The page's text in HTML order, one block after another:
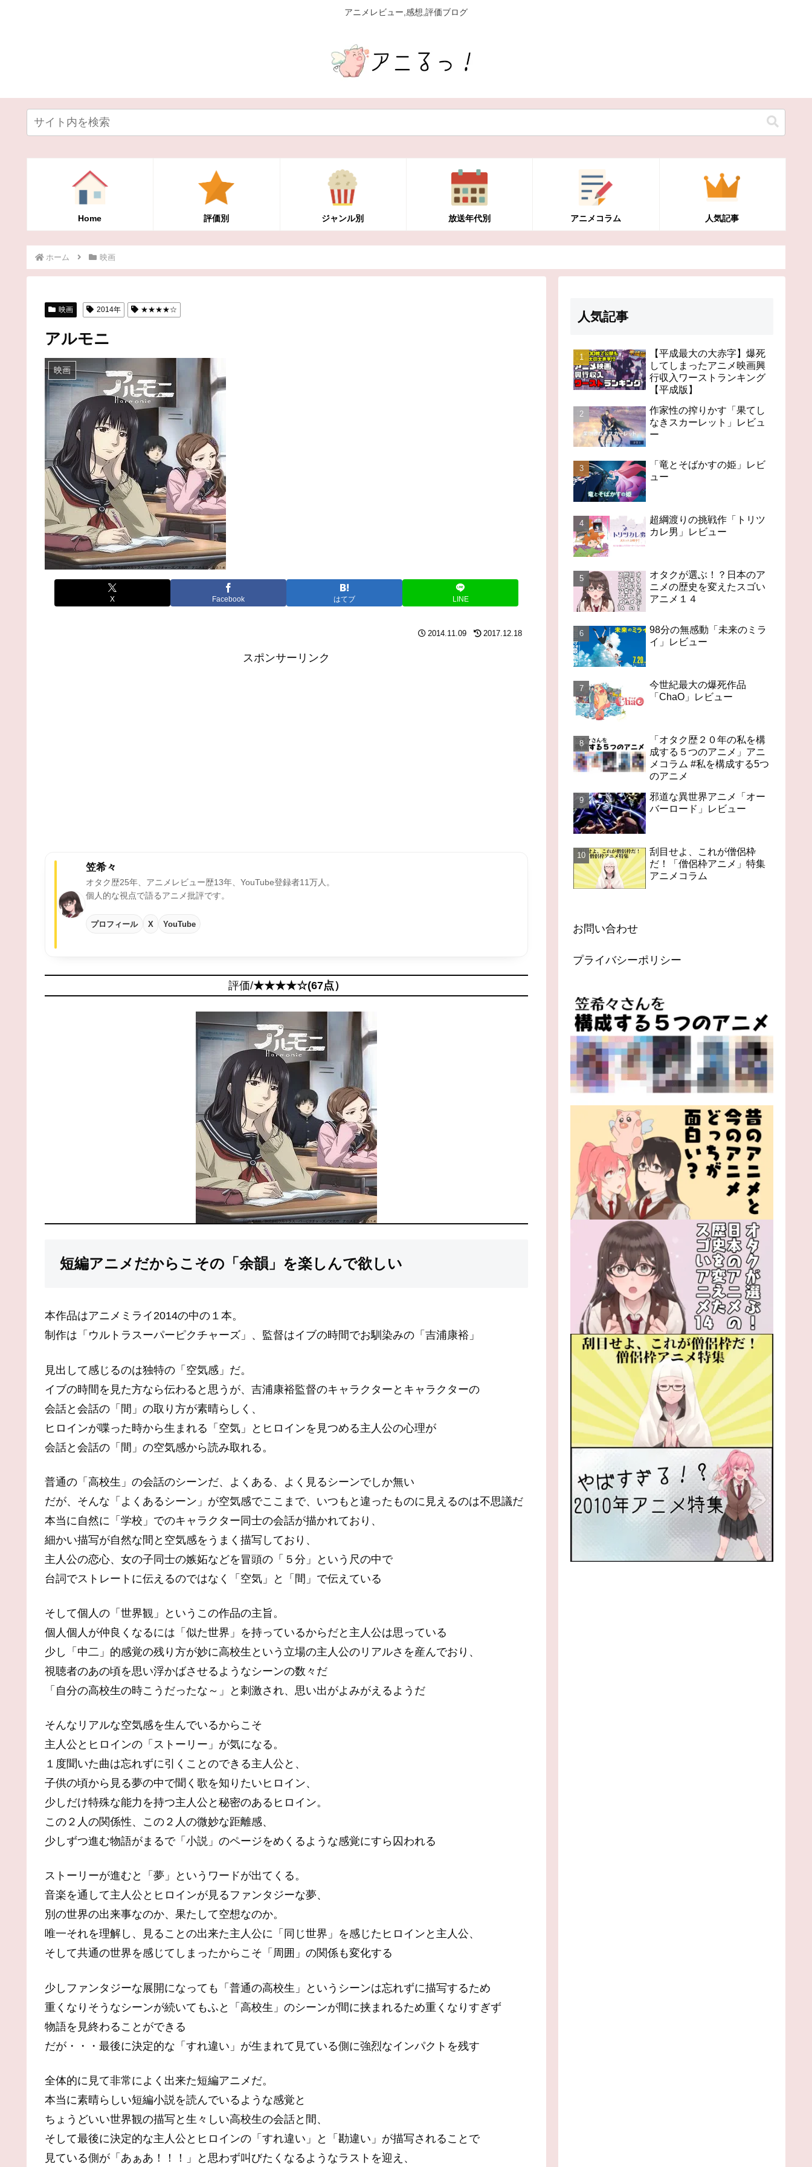
アニメレビュー,感想,評価ブログ
Home 評価別 ジャンル別 放送年代別 アニメコラム 人気記事
ホーム 映画
映画 2014年 ★★★★☆
アルモニ
映画
X Facebook はてブ LINE
2014.11.09 2017.12.18
スポンサーリンク
笠希々
オタク歴25年、アニメレビュー歴13年、YouTube登録者11万人。
個人的な視点で語るアニメ批評です。
プロフィール X YouTube
評価/★★★★☆(67点）
短編アニメだからこその「余韻」を楽しんで欲しい
本作品はアニメミライ2014の中の１本。
制作は「ウルトラスーパーピクチャーズ」、監督はイブの時間でお馴染みの「吉浦康裕」
見出して感じるのは独特の「空気感」だ。
イブの時間を見た方なら伝わると思うが、吉浦康裕監督のキャラクターとキャラクターの
会話と会話の「間」の取り方が素晴らしく、
ヒロインが喋った時から生まれる「空気」とヒロインを見つめる主人公の心理が
会話と会話の「間」の空気感から読み取れる。
普通の「高校生」の会話のシーンだ、よくある、よく見るシーンでしか無い
だが、そんな「よくあるシーン」が空気感でここまで、いつもと違ったものに見えるのは不思議だ
本当に自然に「学校」でのキャラクター同士の会話が描かれており、
細かい描写が自然な間と空気感をうまく描写しており、
主人公の恋心、女の子同士の嫉妬などを冒頭の「５分」という尺の中で
台詞でストレートに伝えるのではなく「空気」と「間」で伝えている
そして個人の「世界観」というこの作品の主旨。
個人個人が仲良くなるには「似た世界」を持っているからだと主人公は思っている
少し「中二」的感覚の残り方が妙に高校生という立場の主人公のリアルさを産んでおり、
視聴者のあの頃を思い浮かばさせるようなシーンの数々だ
「自分の高校生の時こうだったな～」と刺激され、思い出がよみがえるようだ
そんなリアルな空気感を生んでいるからこそ
主人公とヒロインの「ストーリー」が気になる。
１度聞いた曲は忘れずに引くことのできる主人公と、
子供の頃から見る夢の中で聞く歌を知りたいヒロイン、
少しだけ特殊な能力を持つ主人公と秘密のあるヒロイン。
この２人の関係性、この２人の微妙な距離感、
少しずつ進む物語がまるで「小説」のページをめくるような感覚にすら囚われる
ストーリーが進むと「夢」というワードが出てくる。
音楽を通して主人公とヒロインが見るファンタジーな夢、
別の世界の出来事なのか、果たして空想なのか。
唯一それを理解し、見ることの出来た主人公に「同じ世界」を感じたヒロインと主人公、
そして共通の世界を感じてしまったからこそ「周囲」の関係も変化する
少しファンタジーな展開になっても「普通の高校生」というシーンは忘れずに描写するため
重くなりそうなシーンが続いてもふと「高校生」のシーンが間に挟まれるため重くなりすぎず
物語を見終わることができる
だが・・・最後に決定的な「すれ違い」が生まれて見ている側に強烈なインパクトを残す
全体的に見て非常によく出来た短編アニメだ。
本当に素晴らしい短編小説を読んでいるような感覚と
ちょうどいい世界観の描写と生々しい高校生の会話と間、
そして最後に決定的な主人公とヒロインの「すれ違い」と「勘違い」が描写されることで
見ている側が「あぁあ！！！」と思わず叫びたくなるようなラストを迎え、
人気記事
【平成最大の大赤字】爆死
してしまったアニメ映画興
行収入ワーストランキング
【平成版】
作家性の搾りかす「果てし
なきスカーレット」レビュ
ー
「竜とそばかすの姫」レビ
ュー
超綱渡りの挑戦作「トリツ
カレ男」レビュー
オタクが選ぶ！？日本のア
ニメの歴史を変えたスゴい
アニメ１４
98分の無感動「未来のミラ
イ」レビュー
今世紀最大の爆死作品
「ChaO」レビュー
「オタク歴２０年の私を構
成する５つのアニメ」アニ
メコラム #私を構成する5つ
のアニメ
邪道な異世界アニメ「オー
バーロード」レビュー
刮目せよ、これが僧侶枠
だ！「僧侶枠アニメ」特集
アニメコラム
お問い合わせ
プライバシーポリシー